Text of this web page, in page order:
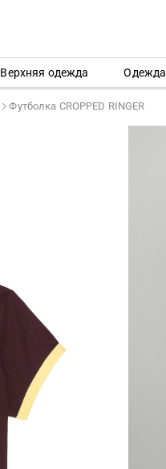
Верхняя одежда Одежда
Футболка CROPPED RINGER